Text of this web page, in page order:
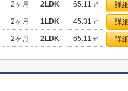
2ヶ月 2LDK 65.11㎡ 詳
2ヶ月 1LDK 45.31㎡ 詳
2ヶ月 2LDK 65.11㎡ 詳